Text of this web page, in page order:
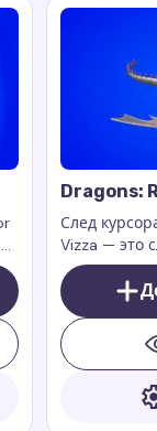
Dragons:
Cursor
След
Vizza — это
из
Rescue